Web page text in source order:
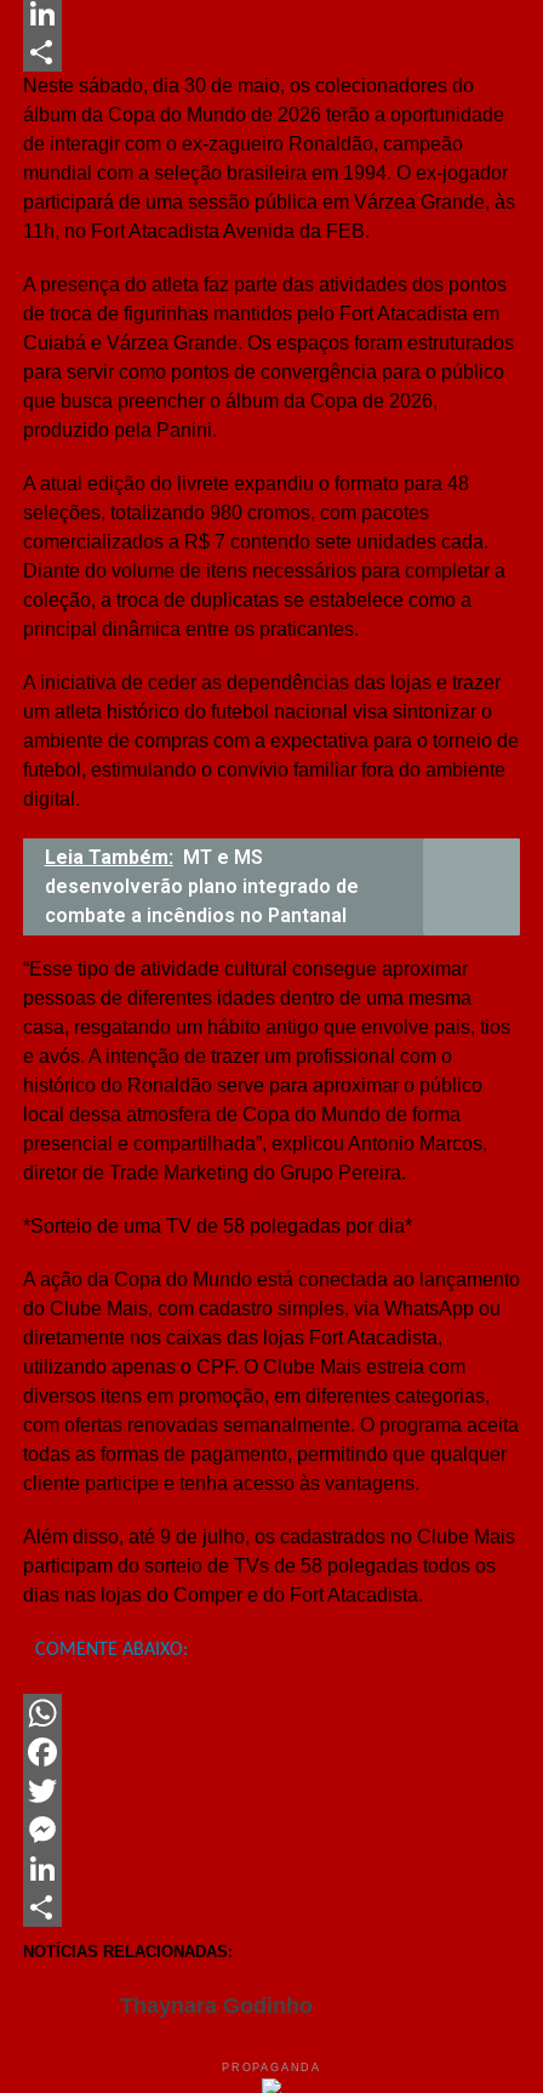
Messenger
LinkedIn
Share
Neste sábado, dia 30 de maio, os colecionadores do
álbum da Copa do Mundo de 2026 terão a oportunidade
de interagir com o ex-zagueiro Ronaldão, campeão
mundial com a seleção brasileira em 1994. O ex-jogador
participará de uma sessão pública em Várzea Grande, às
11h, no Fort Atacadista Avenida da FEB.
A presença do atleta faz parte das atividades dos pontos
de troca de figurinhas mantidos pelo Fort Atacadista em
Cuiabá e Várzea Grande. Os espaços foram estruturados
para servir como pontos de convergência para o público
que busca preencher o álbum da Copa de 2026,
produzido pela Panini.
A atual edição do livrete expandiu o formato para 48
seleções, totalizando 980 cromos, com pacotes
comercializados a R$ 7 contendo sete unidades cada.
Diante do volume de itens necessários para completar a
coleção, a troca de duplicatas se estabelece como a
principal dinâmica entre os praticantes.
A iniciativa de ceder as dependências das lojas e trazer
um atleta histórico do futebol nacional visa sintonizar o
ambiente de compras com a expectativa para o torneio de
futebol, estimulando o convívio familiar fora do ambiente
digital.
Leia Também: MT e MS
desenvolverão plano integrado de
combate a incêndios no Pantanal
“Esse tipo de atividade cultural consegue aproximar
pessoas de diferentes idades dentro de uma mesma
casa, resgatando um hábito antigo que envolve pais, tios
e avós. A intenção de trazer um profissional com o
histórico do Ronaldão serve para aproximar o público
local dessa atmosfera de Copa do Mundo de forma
presencial e compartilhada”, explicou Antonio Marcos,
diretor de Trade Marketing do Grupo Pereira.
*Sorteio de uma TV de 58 polegadas por dia*
A ação da Copa do Mundo está conectada ao lançamento
do Clube Mais, com cadastro simples, via WhatsApp ou
diretamente nos caixas das lojas Fort Atacadista,
utilizando apenas o CPF. O Clube Mais estreia com
diversos itens em promoção, em diferentes categorias,
com ofertas renovadas semanalmente. O programa aceita
todas as formas de pagamento, permitindo que qualquer
cliente participe e tenha acesso às vantagens.
Além disso, até 9 de julho, os cadastrados no Clube Mais
participam do sorteio de TVs de 58 polegadas todos os
dias nas lojas do Comper e do Fort Atacadista.
COMENTE ABAIXO:
WhatsApp
Facebook
Twitter
Messenger
LinkedIn
Share
NOTÍCIAS RELACIONADAS:
Thaynara Godinho
PROPAGANDA